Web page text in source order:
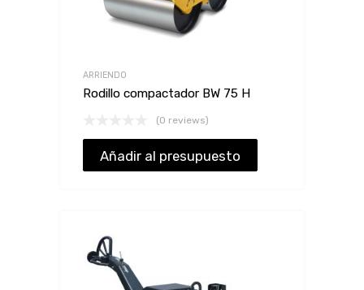
ARRIENDO
Rodillo compactador BW 75 H
(0 reviews)
Añadir al presupuesto